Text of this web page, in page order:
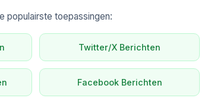
populairste toepassingen:
Twitter/X Berichten
Facebook Berichten